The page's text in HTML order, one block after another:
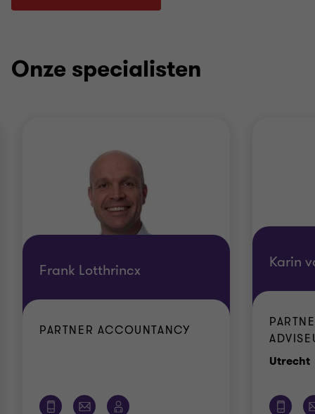
Onze specialisten
Frank Lotthrincx
PARTNER ACCOUNTANCY
Karin
Utrecht